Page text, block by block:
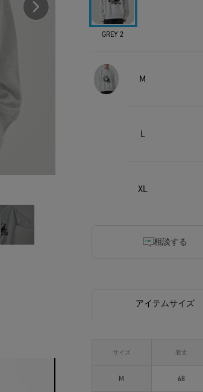
GREY 2
M
L
XL
相談する
アイテムサイズ
サイズ 着丈
M 68